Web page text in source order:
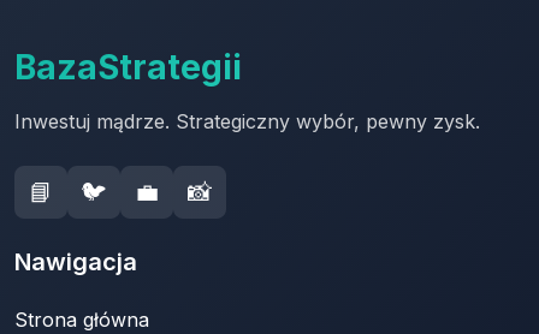
BazaStrategii
Inwestuj mądrze. Strategiczny wybór, pewny zysk.
📘 🐦 💼 📸
Nawigacja
Strona główna